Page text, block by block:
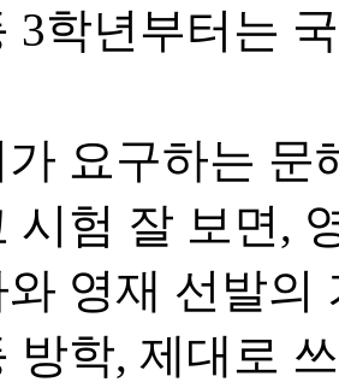
3학년부터는
요구하는 문
시험 잘 보면,
영재 선발의
방학, 제대로